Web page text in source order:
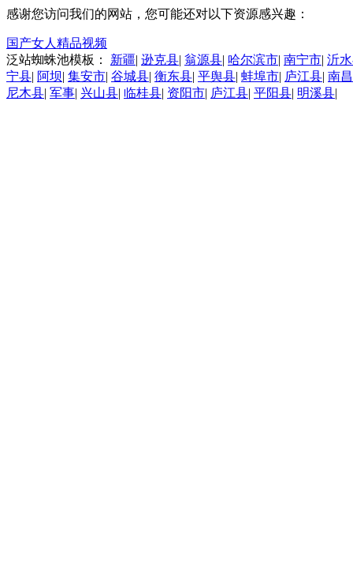
感谢您访问我们的网站，您可能还对以下资源感兴趣：
国产女人精品视频
泛站蜘蛛池模板： 新疆| 逊克县| 翁源县| 哈尔滨市| 南宁市| 沂
宁县| 阿坝| 集安市| 谷城县| 衡东县| 平舆县| 蚌埠市| 庐江县| 南
尼木县| 军事| 兴山县| 临桂县| 资阳市| 庐江县| 平阳县| 明溪县|